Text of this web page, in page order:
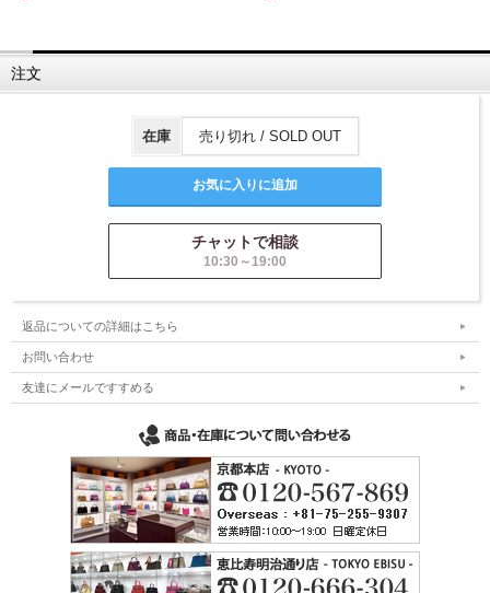
注文
在庫 売り切れ / SOLD OUT
チャットで相談
10:30～19:00
返品についての詳細はこちら
お問い合わせ
友達にメールですすめる